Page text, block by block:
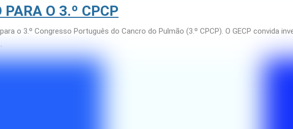
PARA O 3.º CPCP
o 3.º Congresso Português do Cancro do Pulmão (3.º CPCP). O GECP convida